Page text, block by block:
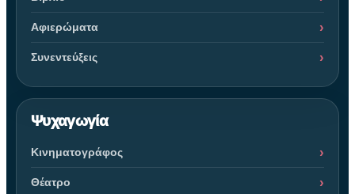
Αφιερώματα
Συνεντεύξεις
Ψυχαγωγία
Κινηματογράφος
Θέατρο